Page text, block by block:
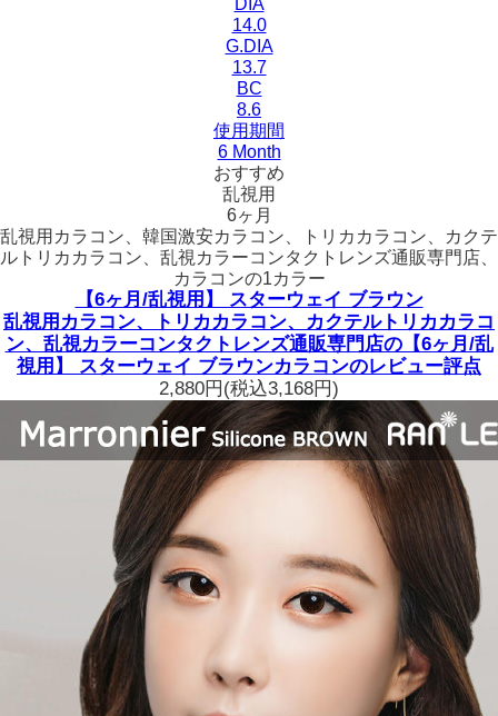
DIA
14.0
G.DIA
13.7
BC
8.6
使用期間
6 Month
おすすめ
乱視用
6ヶ月
乱視用カラコン、韓国激安カラコン、トリカカラコン、カクテ
ルトリカカラコン、乱視カラーコンタクトレンズ通販専門店、
カラコンの1カラー
【6ヶ月/乱視用】 スターウェイ ブラウン
乱視用カラコン、トリカカラコン、カクテルトリカカラコ
ン、乱視カラーコンタクトレンズ通販専門店の【6ヶ月/乱
視用】 スターウェイ ブラウンカラコンのレビュー評点
2,880円 (税込3,168円)